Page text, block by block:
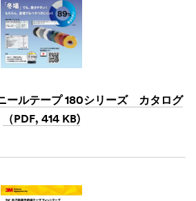
ルテープ 180シリーズ カタログ
（PDF, 414 KB)